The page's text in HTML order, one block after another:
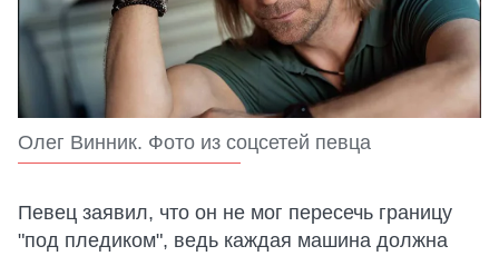
Олег Винник. Фото из соцсетей певца
Певец заявил, что он не мог пересечь границу
"под пледиком", ведь каждая машина должна